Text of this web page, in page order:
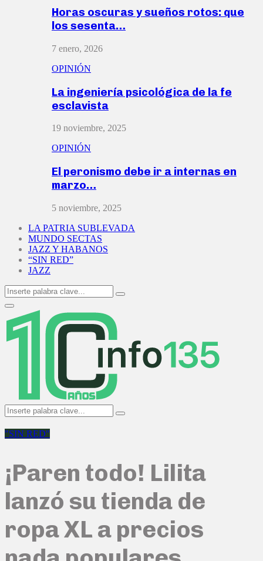
Horas oscuras y sueños rotos: que
los sesenta…
7 enero, 2026
OPINIÓN
La ingeniería psicológica de la fe
esclavista
19 noviembre, 2025
OPINIÓN
El peronismo debe ir a internas en
marzo…
5 noviembre, 2025
LA PATRIA SUBLEVADA
MUNDO SECTAS
JAZZ Y HABANOS
“SIN RED”
JAZZ
Search
for:
Search
Primary
Menu
Search
for:
Search
"SIN RED"
¡Paren todo! Lilita
lanzó su tienda de
ropa XL a precios